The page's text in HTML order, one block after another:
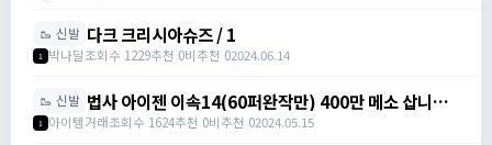
🥾 신발 다크 크리시아슈즈 / 1
1 박나달조회수 1229추천 0비추천 02024.06.14
🥾 신발 법사 아이젠 이속14(60퍼완작만) 400만 메소 삽니다.
/ 400만 메소 / 법사 블루아이젠 /
1 아이템거래조회수 1624추천 0비추천 02024.05.15